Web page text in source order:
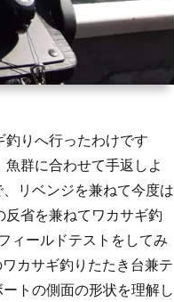
釣りへ行ったわけです
群に合わせて手返しよ
リベンジを兼ねて今度は
省を兼ねてワカサギ釣
ィールドテストをしてみ
カサギ釣りたたき台兼テ
トの側面の形状を理解し